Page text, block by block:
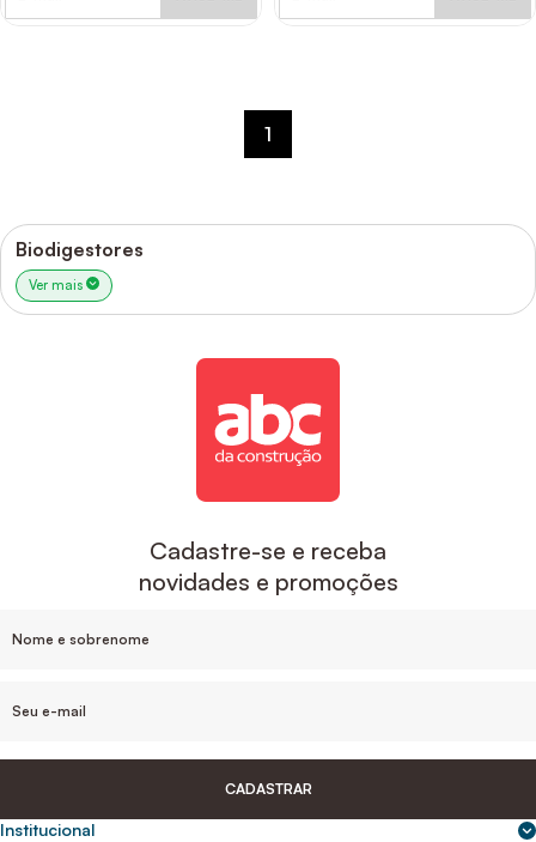
1
Biodigestores
Ver mais
Cadastre-se e receba
novidades e promoções
CADASTRAR
Institucional